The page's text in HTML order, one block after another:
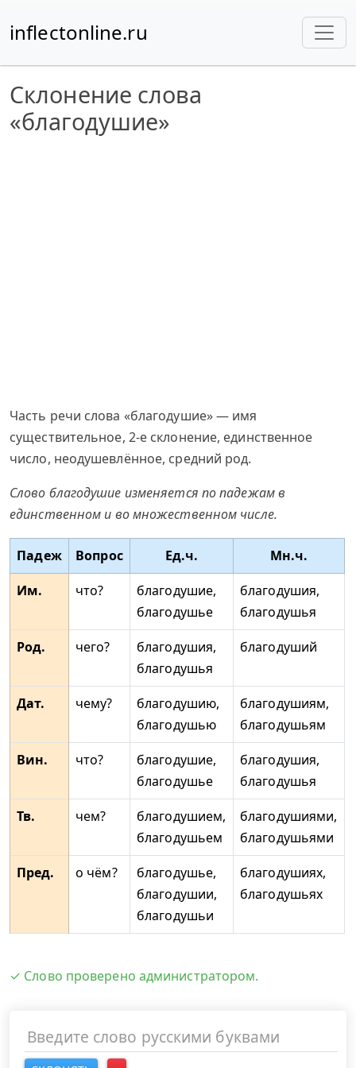
inflectonline.ru
Склонение слова
«благодушие»
Часть речи слова «благодушие» — имя
существительное, 2-е склонение, единственное
число, неодушевлённое, средний род.
Слово благодушие изменяется по падежам в
единственном и во множественном числе.
Падеж Вопрос Ед.ч.
Мн.ч.
Им.
что?
благодушие,
благодушье
благодушия,
благодушья
Род.
чего?
благодушия,
благодушья
благодуший
Дат. чему?
благодушию,
благодушью
благодушиям,
благодушьям
Вин.
что?
благодушие,
благодушье
благодушия,
благодушья
Тв.
чем?
благодушием,
благодушьем
благодушиями,
благодушьями
Пред.
о чём?
благодушье,
благодушии,
благодушьи
благодушиях,
благодушьях
✓ Слово проверено администратором.